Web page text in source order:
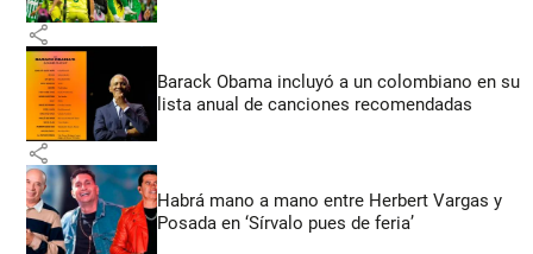
share
Barack Obama incluyó a un colombiano en su
lista anual de canciones recomendadas
share
Habrá mano a mano entre Herbert Vargas y
Posada en ‘Sírvalo pues de feria’